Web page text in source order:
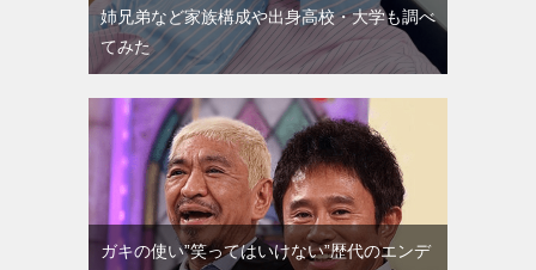
姉兄弟など家族構成や出身高校・大学も調べ
てみた
ガキの使い”笑ってはいけない”歴代のエンデ